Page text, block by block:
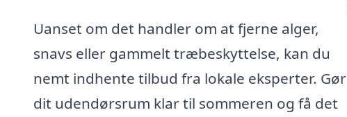
Uanset om det handler om at fjerne alger,
snavs eller gammelt træbeskyttelse, kan du
nemt indhente tilbud fra lokale eksperter. Gør
dit udendørsrum klar til sommeren og få det